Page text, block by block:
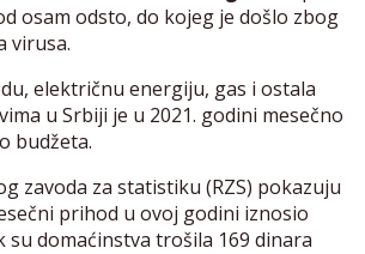
osam odsto, do kojeg je došlo zbog
virusa.
električnu energiju, gas i ostala
u Srbiji je u 2021. godini mesečno
budžeta.
zavoda za statistiku (RZS) pokazuju
prihod u ovoj godini iznosio
su domaćinstva trošila 169 dinara